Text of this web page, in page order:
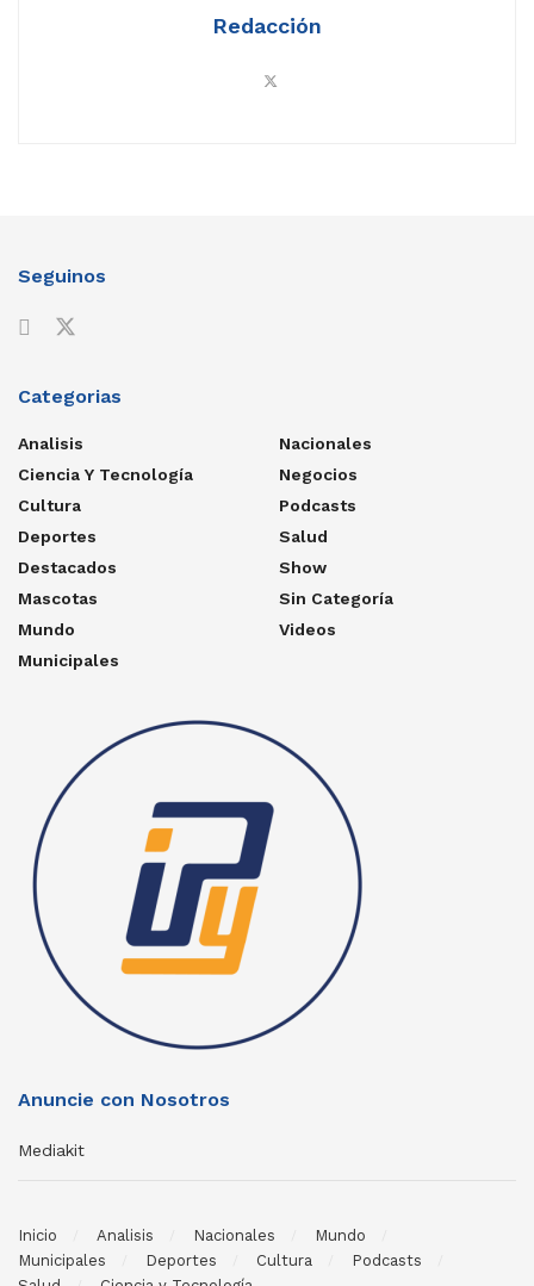
Redacción
Seguinos
Categorias
Analisis
Ciencia Y Tecnología
Cultura
Deportes
Destacados
Mascotas
Mundo
Municipales
Nacionales
Negocios
Podcasts
Salud
Show
Sin Categoría
Videos
Anuncie con Nosotros
Mediakit
Inicio Analisis Nacionales
Mundo
Municipales
Deportes Cultura
Podcasts